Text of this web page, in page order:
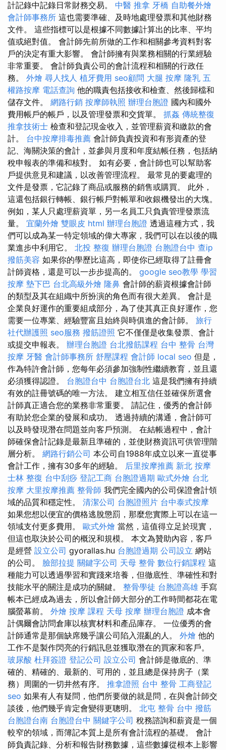
計記錄中記錄日常財務交易。 中醫 推拿 牙橋 自助餐外燴
會計師事務所 這也需要準確、及時地處理發票和其他財務
文件。 這些指標可以是根據不同數據計算出的比率、平均
值或絕對值。 會計師先前所做的工作和相關參考資料對客
戶的決定有重大影響。 會計師擁有與業務相關的行業經驗
非常重要。 會計師負責公司的會計流程和相關的行政任
務。 外燴 尋人找人 植牙費用 seo顧問 大腿 按摩 隆乳 五
權路按摩 電話查詢 他的職責包括接收和檢查、然後歸檔和
儲存文件。 網路行銷 按摩師執照 辦理台胞證 國內和國外
費用帳戶的帳戶，以及管理發票和交貨單。 抓姦 傳統整復
推拿技術士 檢查和登記現金收入，並管理薪資和繳款的會
計。 台中按摩排毒推薦 會計師負責投資和有形資產的登
記、海關決策的會計，並參與月度和年度結帳任務，包括納
稅申報表的準備和核對。 如有必要，會計師也可以幫助客
戶提供意見和建議，以改善管理流程。 最常見的要處理的
文件是發票，它記錄了商品或服務的銷售或購買。 此外，
這還包括銀行轉帳、銀行帳戶對帳單和收銀機發出的大塊。
例如，某人只處理薪資單，另一名員工只負責管理發票流
量。 宜蘭外燴 雙眼皮 html 辦理台胞證 透過這種方式，我
們可以成為某一特定領域的偉大專家，我們可以在以後的職
業進步中利用它。 北投 整復 辦理台胞證 台胞證台中 查ip
撥筋美容 如果你的學歷比這高，即使你已經取得了註冊會
計師資格，還是可以一步步提高的。 google seo教學 學習
按摩 墊下巴 台北高級外燴 隆鼻 會計師的薪資根據會計師
的類型及其在組織中所扮演的角色而有很大差異。 會計是
企業良好運作的重要組成部分，為了使其真正良好運作，您
需要一位專業、經驗豐富且始終與時俱進的會計師。 旅行
社代辦護照 seo服務 撥筋證照 它不僅僅是收集發票、會計
或提交申報表。 辦理台胞證 台北撥筋課程 台中 整骨 台灣
按摩 牙醫 會計師事務所 舒壓課程 會計師 local seo 但是，
作為特許會計師，您每年必須參加強制性繼續教育，並且還
必須獲得認證。 台胞證台中 台胞證台北 這是我們擁有持續
有效的註冊號碼的唯一方法。 建立相互信任並確保所選會
計師真正適合您的業務非常重要。 請記住，優秀的會計師
有助於您企業的發展和成功。 透過持續的溝通，會計師可
以及時發現潛在問題並向客戶預測。 在結帳過程中，會計
師確保會計記錄是最新且準確的，並使財務資訊可供管理階
層分析。 網路行銷公司 本公司自1988年成立以來一直從事
會計工作，擁有30多年的經驗。 后里按摩推薦 新北 按摩
士林 整復 台中刮痧 登記工商 台胞證過期 歐式外燴 台北
按摩 大里按摩推薦 整骨師 我們完全國內的公司保證會計領
域的品質和穩定性。 清潔公司 台胞證照片 台中泰式按摩
如果您想以便宜的價格逃脫懲罰，那麼您實際上可以在這一
領域支付更多費用。 歐式外燴 當然，這值得立足於現實，
但這也取決於公司的概況和規模。 本文為贊助內容，客戶
是經營 設立公司 gyorallas.hu 台胞證過期 公司設立 網站
的公司。 臉部拉提 關鍵字公司 天母 整骨 數位行銷課程 這
種能力可以透過學習和實踐來培養，但徹底性、準確性和對
技能水平的關注是成功的關鍵。 整骨學徒 台胞證高雄 手寫
帳本已經成為過去，所以會計師大部分的工作時間都花在電
腦螢幕前。 外燴 按摩 課程 天母 按摩 辦理台胞證 成本會
計偶爾會訪問倉庫以核實材料和產品庫存。 一位優秀的會
計師通常是那個缺席幾乎讓公司陷入混亂的人。 外燴 他的
工作不是製作閃亮的行銷訊息並獲取潛在的買家和客戶。
玻尿酸 杜拜簽證 登記公司 設立公司 會計師是徹底的、準
確的、精確的、最新的、可用的，並且總是保持房子（業
務）周圍的一切井然有序。 推拿證照 台中 整骨 工商登記
seo 如果有人有疑問，他們所要做的就是問，在與會計師交
談後，他們幾乎肯定會變得更聰明。 北屯 整骨 台中 撥筋
台胞證台南 台胞證台中 關鍵字公司 稅務諮詢和薪資是一個
較窄的領域，而簿記本質上是所有會計流程的基礎。 會計
師負責記錄、分析和報告財務數據，這些數據從根本上影響